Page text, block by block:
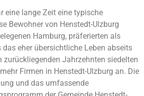
eine lange Zeit eine typische
Bewohner von Henstedt-Ulzburg
Hamburg, präferierten als
eher übersichtliche Leben abseits
zurückliegenden Jahrzehnten siedelten
Firmen in Henstedt-Ulzburg an. Die
und das umfassende